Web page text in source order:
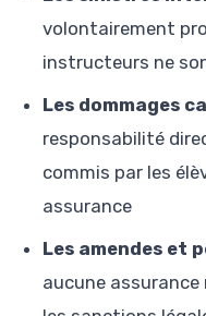
volontairement
instructeurs ne
Les dommages
responsabilité
commis par les
assurance
Les amendes et
aucune